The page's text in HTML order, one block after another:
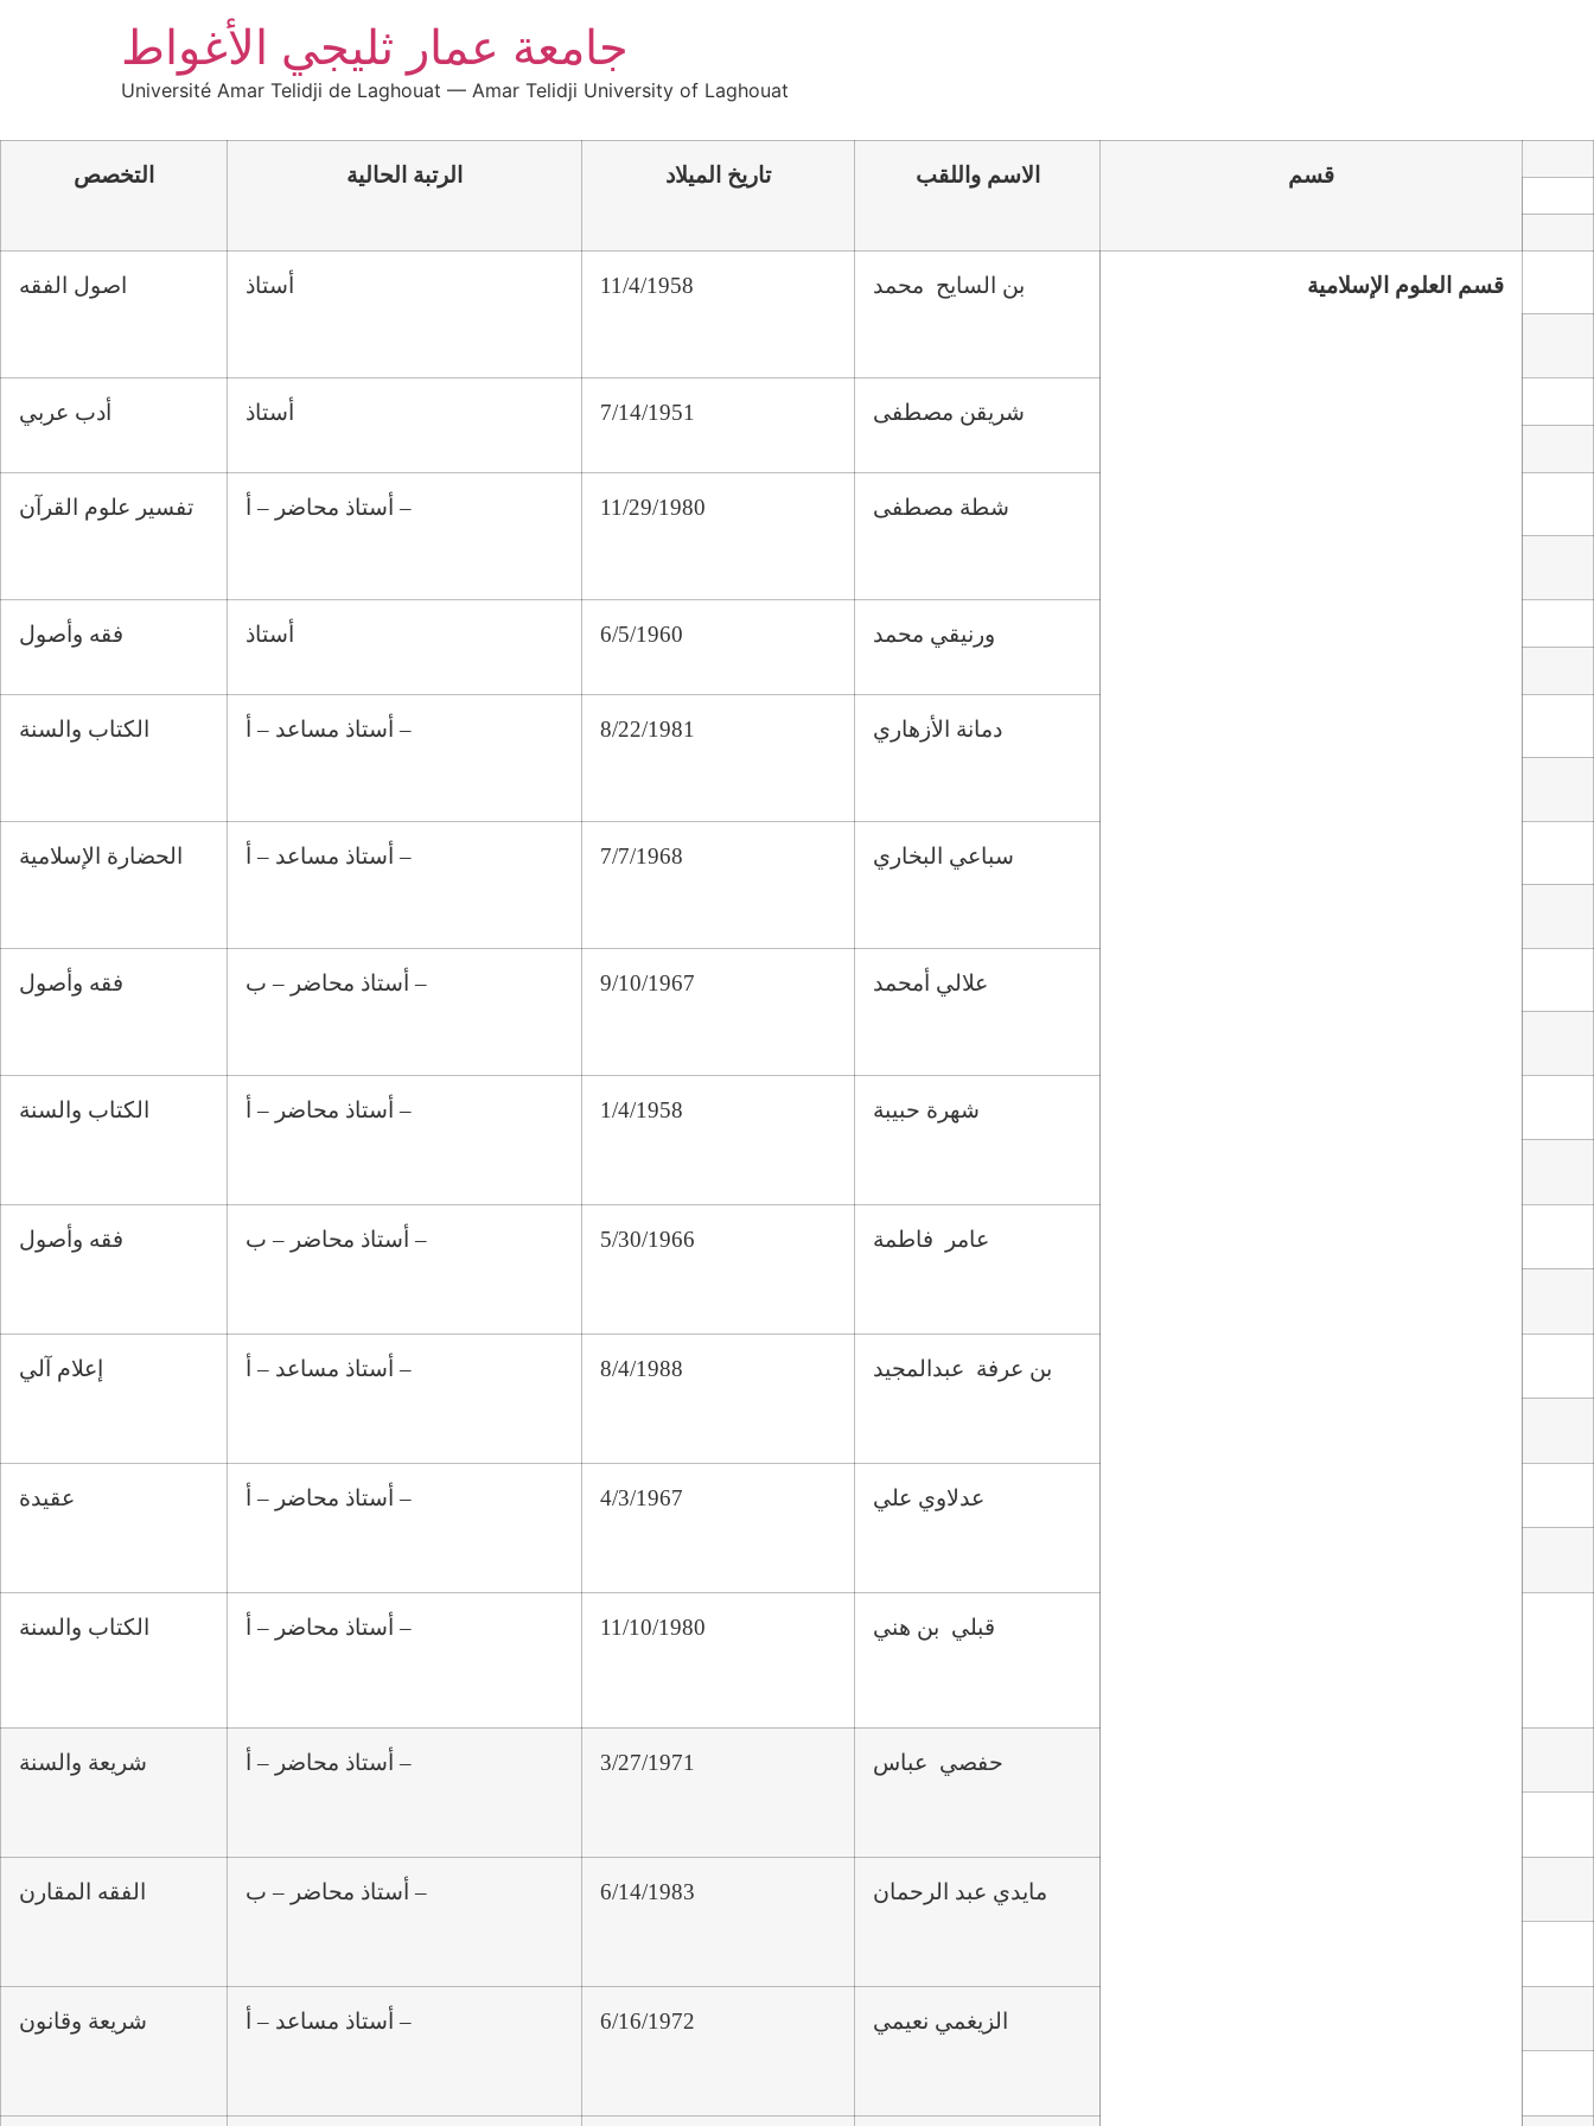
جامعة عمار ثليجي الأغواط
Université Amar Telidji de Laghouat — Amar Telidji University of Laghouat
التخصص الرتبة الحالية تاريخ الميلاد الاسم واللقب قسم
اصول الفقه أستاذ 11/4/1958 بن السايح محمد قسم العلوم الإسلامية
أدب عربي أستاذ 7/14/1951 شريقن مصطفى
تفسير علوم القرآن أستاذ محاضر – أ – 11/29/1980 شطة مصطفى
فقه وأصول أستاذ 6/5/1960 ورنيقي محمد
الكتاب والسنة أستاذ مساعد – أ – 8/22/1981 دمانة الأزهاري
الحضارة الإسلامية أستاذ مساعد – أ – 7/7/1968 سباعي البخاري
فقه وأصول أستاذ محاضر – ب – 9/10/1967 علالي أمحمد
الكتاب والسنة أستاذ محاضر – أ – 1/4/1958 شهرة حبيبة
فقه وأصول أستاذ محاضر – ب – 5/30/1966 عامر فاطمة
إعلام آلي أستاذ مساعد – أ – 8/4/1988 بن عرفة عبدالمجيد
عقيدة أستاذ محاضر – أ – 4/3/1967 عدلاوي علي
الكتاب والسنة أستاذ محاضر – أ – 11/10/1980 قبلي بن هني
شريعة والسنة أستاذ محاضر – أ – 3/27/1971 حفصي عباس
الفقه المقارن أستاذ محاضر – ب – 6/14/1983 مايدي عبد الرحمان
شريعة وقانون أستاذ مساعد – أ – 6/16/1972 الزيغمي نعيمي